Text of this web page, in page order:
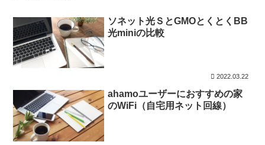
ソネット光ＳとGMOとくとくBB
光miniの比較
2022.03.22
ahamoユーザーにおすすめの家
のWiFi（自宅用ネット回線）